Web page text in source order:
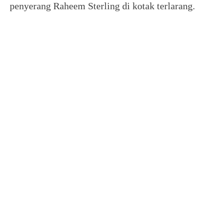
penyerang Raheem Sterling di kotak terlarang.